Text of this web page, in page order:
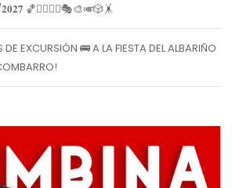
🏀🏊‍♀️🧘‍♀️🎭🎨🎺🎲🤸
EXCURSIÓN 🚌 A LA FIESTA DEL ALBARIÑO